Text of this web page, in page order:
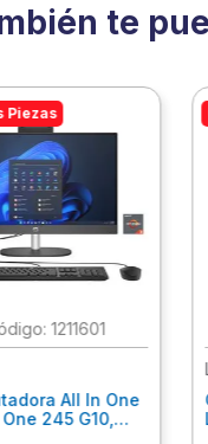
te
Piezas
:1211601
All In One
245 G10,